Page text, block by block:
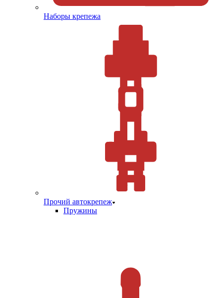
Наборы крепежа
Прочий автокрепеж
Пружины